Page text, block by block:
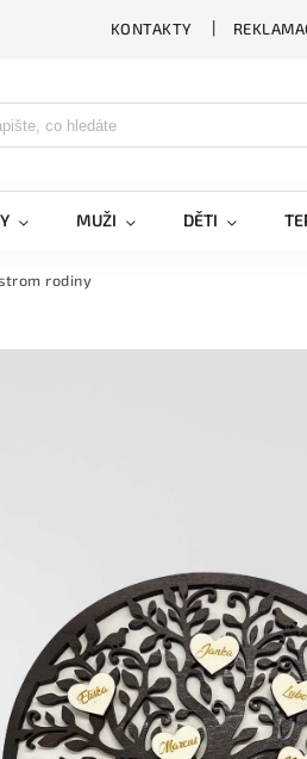
KONTAKTY
MUŽI DĚTI
rodiny